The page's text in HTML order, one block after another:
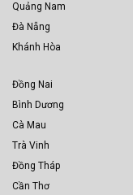
Quảng Nam
Đà Nẵng
Khánh Hòa
Đồng Nai
Bình Dương
Cà Mau
Trà Vinh
Đồng Tháp
Cần Thơ